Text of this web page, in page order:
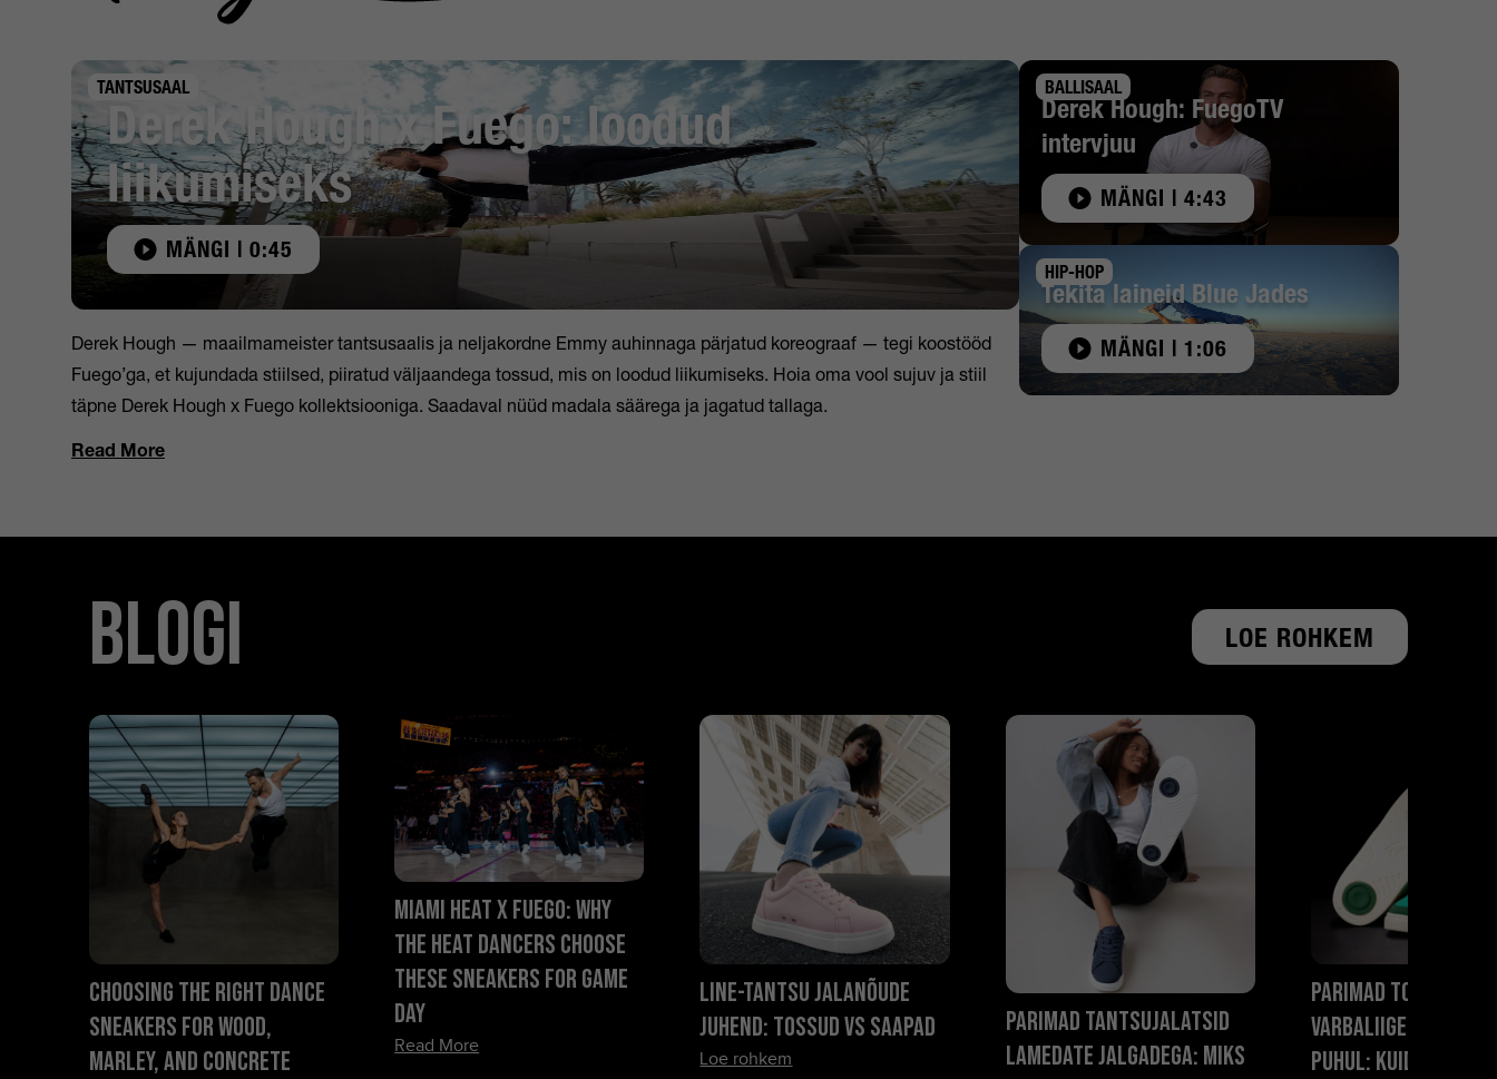
TANTSUSAAL
Derek Hough x Fuego: loodud
liikumiseks
MÄNGI | 0:45
Derek Hough — maailmameister tantsusaalis ja neljakordne Emmy auhinnaga pärjatud koreograaf — tegi koostööd
Fuego’ga, et kujundada stiilsed, piiratud väljaandega tossud, mis on loodud liikumiseks. Hoia oma vool sujuv ja stiil
täpne Derek Hough x Fuego kollektsiooniga. Saadaval nüüd madala säärega ja jagatud tallaga.
Read More
BALLISAAL
Derek Hough: FuegoTV
intervjuu
MÄNGI | 4:43
HIP-HOP
Tekita laineid Blue Jades
MÄNGI | 1:06
Blogi LOE ROHKEM
Choosing the Right Dance
Sneakers for Wood,
Marley, and Concrete
Miami HEAT x Fuego: Why
the HEAT Dancers Choose
These Sneakers for Game
Day
Read More
Line-tantsu jalanõude
juhend: tossud vs saapad
Loe rohkem
Parimad tantsujalatsid
lamedate jalgadega: miks
Parimad tossud
varbaliigeste
puhul: kuidas